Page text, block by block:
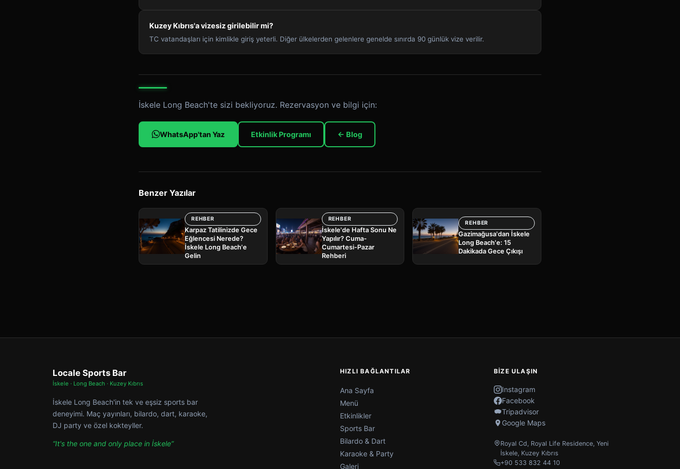
Kuzey Kıbrıs'a vizesiz girilebilir mi?
TC vatandaşları için kimlikle giriş yeterli. Diğer ülkelerden gelenlere genelde sınırda 90 günlük vize verilir.
İskele Long Beach'te sizi bekliyoruz. Rezervasyon ve bilgi için:
WhatsApp'tan Yaz Etkinlik Programı ← Blog
Benzer Yazılar
REHBER
Karpaz Tatilinizde Gece
Eğlencesi Nerede?
İskele Long Beach'e
Gelin
REHBER
İskele'de Hafta Sonu Ne
Yapılır? Cuma-
Cumartesi-Pazar
Rehberi
REHBER
Gazimağusa'dan İskele
Long Beach'e: 15
Dakikada Gece Çıkışı
Locale Sports Bar
İskele · Long Beach · Kuzey Kıbrıs
İskele Long Beach'in tek ve eşsiz sports bar
deneyimi. Maç yayınları, bilardo, dart, karaoke,
DJ party ve özel kokteyller.
“It's the one and only place in İskele”
HIZLI BAĞLANTILAR
Ana Sayfa
Menü
Etkinlikler
Sports Bar
Bilardo & Dart
Karaoke & Party
Galeri
BIZE ULAŞIN
Instagram
Facebook
Tripadvisor
Google Maps
Royal Cd, Royal Life Residence, Yeni
İskele, Kuzey Kıbrıs
+90 533 832 44 10